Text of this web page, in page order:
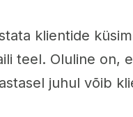
klientide
teel. Oluline on,
juhul võib